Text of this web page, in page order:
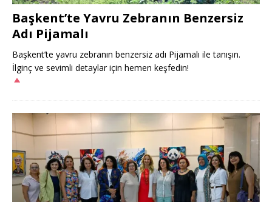
Başkent’te Yavru Zebranın Benzersiz
Adı Pijamalı
Başkent’te yavru zebranın benzersiz adı Pijamalı ile tanışın.
İlginç ve sevimli detaylar için hemen keşfedin!